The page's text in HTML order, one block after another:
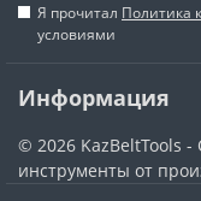
Я прочитал Политика
условиями
Информация
© 2026 KazBeltTools
инструменты от